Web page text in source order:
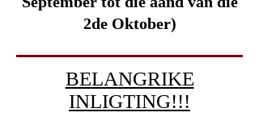
2de Oktober)
BELANGRIKE
INLIGTING!!!